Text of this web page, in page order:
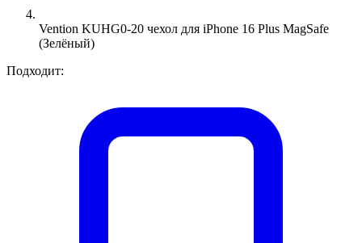
Vention KUHG0-20 чехол для iPhone 16 Plus MagSafe
(Зелёный)
Подходит: